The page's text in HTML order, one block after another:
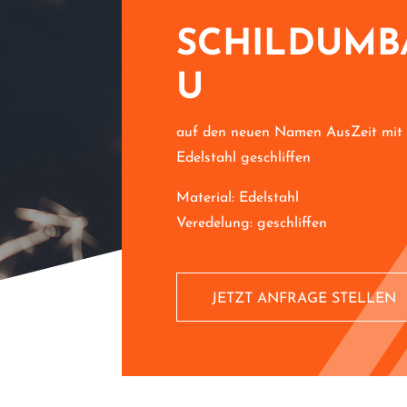
U
auf den neuen Namen AusZeit mit
Edelstahl geschliffen
Material: Edelstahl
Veredelung: geschliffen
JETZT ANFRAGE STELLEN